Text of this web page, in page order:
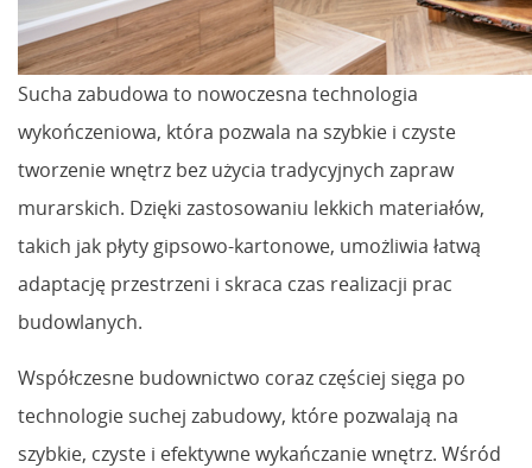
Sucha zabudowa to nowoczesna technologia
wykończeniowa, która pozwala na szybkie i czyste
tworzenie wnętrz bez użycia tradycyjnych zapraw
murarskich. Dzięki zastosowaniu lekkich materiałów,
takich jak płyty gipsowo-kartonowe, umożliwia łatwą
adaptację przestrzeni i skraca czas realizacji prac
budowlanych.
Współczesne budownictwo coraz częściej sięga po
technologie suchej zabudowy, które pozwalają na
szybkie, czyste i efektywne wykańczanie wnętrz. Wśród